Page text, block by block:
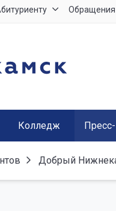
Обращения
Колледж
Добрый